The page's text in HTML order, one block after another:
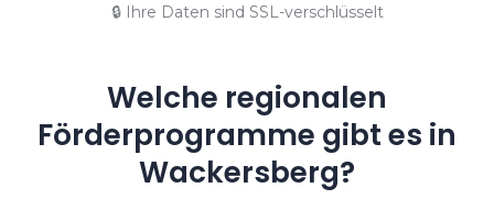
🔒 Ihre Daten sind SSL-verschlüsselt
Welche regionalen
Förderprogramme gibt es in
Wackersberg?